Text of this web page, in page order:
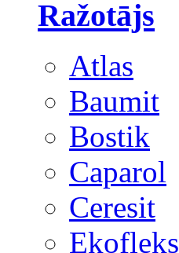
Ražotājs
Atlas
Baumit
Bostik
Caparol
Ceresit
Ekofleks